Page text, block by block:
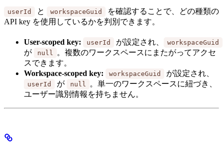
userId と workspaceGuid
を確認することで、どの種類の
API key を使用しているかを判別できます。
User-scoped key: userId が設定され、 workspaceGuid
が null
。複数のワークスペースにまたがってアクセ
スできます。
Workspace-scoped key:
workspaceGuid が設定され、
userId が null
。単一のワークスペースに紐づき、
ユーザー識別情報を持ちません。